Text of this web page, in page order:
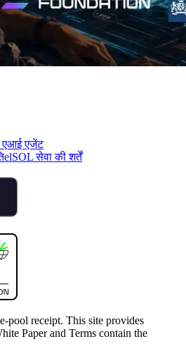
एआई एजेंट
elSOL सेवा की शर्तें
pool receipt. This site provides
Paper and Terms contain the